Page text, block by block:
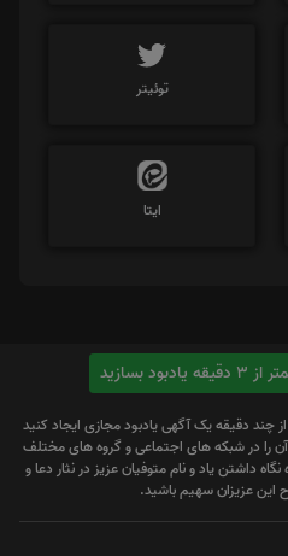
توئیتر
ایتا
بسازید
چند دقیقه یک آگهی یادبود مجازی ایجاد کنید
را در شبکه های اجتماعی و گروه های مختلف
نگاه داشتن یاد و نام متوفیان عزیز در نثار دعا و
این عزیزان سهیم باشید.